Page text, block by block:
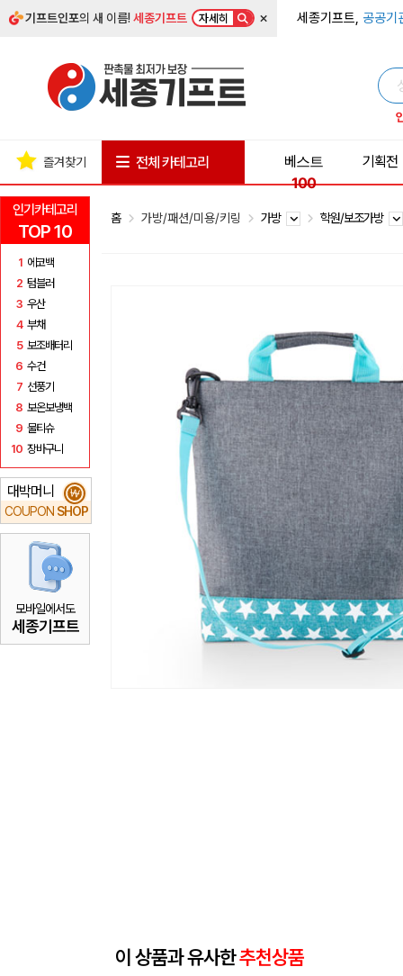
기프트인포의 새 이름!세종기프트 자세히 × 세종기프트, 공공기
인기카테고리
TOP 10
1 에코백
2 텀블러
3 우산
4 부채
5 보조배터리
6 수건
7 선풍기
8 보온보냉백
9 물티슈
10 장바구니
대박머니
COUPON SHOP
₩
모바일에서도
세종기프트
즐겨찾기 전체 카테고리
베스트
100
기획전
홈 가방/패션/미용/키링 가방 학원/보조가방
이 상품과 유사한추천상품